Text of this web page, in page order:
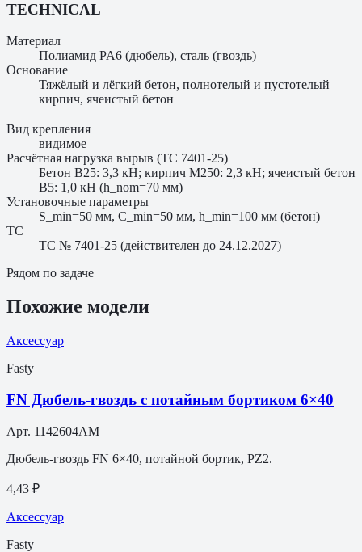
TECHNICAL
Материал
Полиамид PA6 (дюбель), сталь (гвоздь)
Основание
Тяжёлый и лёгкий бетон, полнотелый и пустотелый
кирпич, ячеистый бетон
Вид крепления
видимое
Расчётная нагрузка вырыв (ТС 7401-25)
Бетон B25: 3,3 кН; кирпич M250: 2,3 кН; ячеистый бетон
B5: 1,0 кН (h_nom=70 мм)
Установочные параметры
S_min=50 мм, C_min=50 мм, h_min=100 мм (бетон)
ТС
ТС № 7401-25 (действителен до 24.12.2027)
Рядом по задаче
Похожие модели
Аксессуар
Fasty
FN Дюбель-гвоздь с потайным бортиком 6×40
Арт. 1142604AM
Дюбель-гвоздь FN 6×40, потайной бортик, PZ2.
4,43 ₽
Аксессуар
Fasty